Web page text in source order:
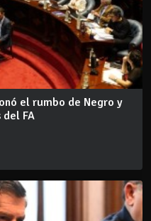
el rumbo de Negro y
del FA